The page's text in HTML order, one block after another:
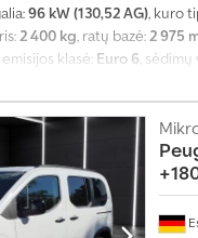
96 kW (130,52 AG), kuro
2 400 kg, ratų bazė:2 975
emisijos klasė: Euro 6,
, krovinių skyriaus
centrinis
oro
trauki kontrolė,